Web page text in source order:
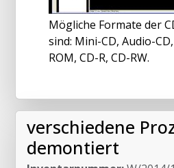
Mögliche Formate der
sind: Mini-CD, Audio-
ROM, CD-R, CD-RW.
verschiedene
demontiert